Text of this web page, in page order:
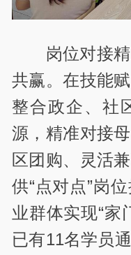
岗位对接
共赢。在技能
整合政企、社
源，精准对接
区团购、灵活
供“点对点”岗
业群体实现“家
已有11名学员